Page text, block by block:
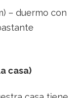
– duermo con
casa)